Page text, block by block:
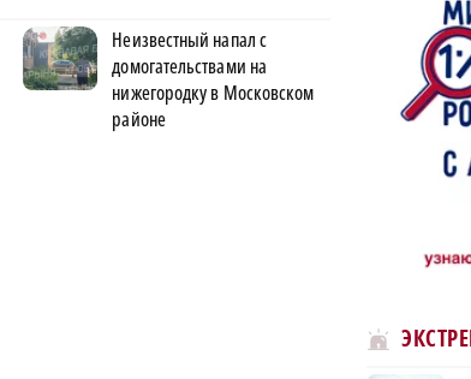
Неизвестный напал с
домогательствами на
нижегородку в Московском
районе